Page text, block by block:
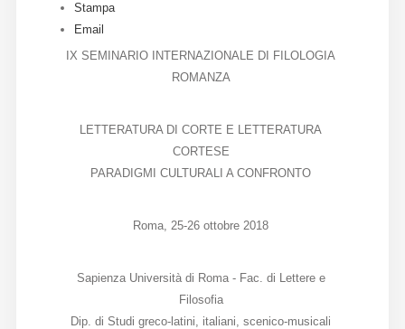
Direzione
Diffusione
Stampa
Email
IX SEMINARIO INTERNAZIONALE DI FILOLOGIA
ROMANZA
LETTERATURA DI CORTE E LETTERATURA
CORTESE
PARADIGMI CULTURALI A CONFRONTO
Roma, 25-26 ottobre 2018
Sapienza Università di Roma - Fac. di Lettere e
Filosofia
Dip. di Studi greco-latini, italiani, scenico-musicali